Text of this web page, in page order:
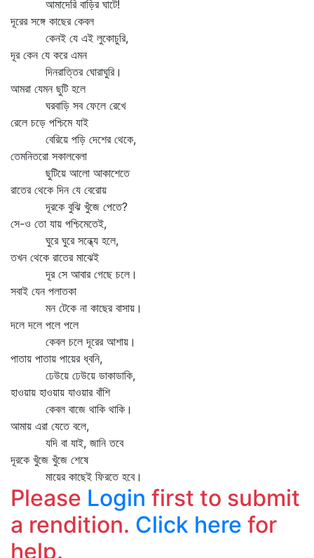
আমাদেরি বাড়ির ঘাটে!
দূরের সঙ্গে কাছের কেবল
কেনই যে এই লুকোচুরি,
দূর কেন যে করে এমন
দিনরাত্তির ঘোরাঘুরি।
আমরা যেমন ছুটি হলে
ঘরবাড়ি সব ফেলে রেখে
রেলে চড়ে পশ্চিমে যাই
বেরিয়ে পড়ি দেশের থেকে,
তেমনিতরো সকালবেলা
ছুটিয়ে আলো আকাশেতে
রাতের থেকে দিন যে বেরোয়
দূরকে বুঝি খুঁজে পেতে?
সে-ও তো যায় পশ্চিমেতেই,
ঘুরে ঘুরে সন্ধ্যে হলে,
তখন থেকে রাতের মাঝেই
দূর সে আবার গেছে চলে।
সবাই যেন পলাতকা
মন টেকে না কাছের বাসায়।
দলে দলে পলে পলে
কেবল চলে দূরের আশায়।
পাতায় পাতায় পায়ের ধ্বনি,
ঢেউয়ে ঢেউয়ে ডাকাডাকি,
হাওয়ায় হাওয়ায় যাওয়ার বাঁশি
কেবল বাজে থাকি থাকি।
আমায় এরা যেতে বলে,
যদি বা যাই, জানি তবে
দূরকে খুঁজে খুঁজে শেষে
মায়ের কাছেই ফিরতে হবে।
Please Login first to submit
a rendition. Click here for
help.